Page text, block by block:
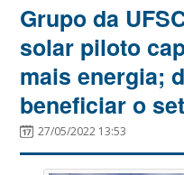
Grupo da
solar piloto
mais energia;
beneficiar o
27/05/2022 13:53